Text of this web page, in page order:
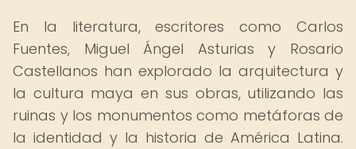
En la literatura, escritores como Carlos
Fuentes, Miguel Ángel Asturias y Rosario
Castellanos han explorado la arquitectura y
la cultura maya en sus obras, utilizando las
ruinas y los monumentos como metáforas de
la identidad y la historia de América Latina.